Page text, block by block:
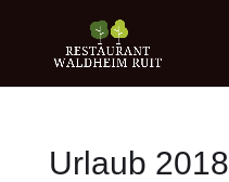
Urlaub 2018